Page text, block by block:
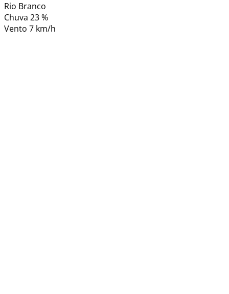
Rio Branco
Chuva 23 %
Vento 7 km/h